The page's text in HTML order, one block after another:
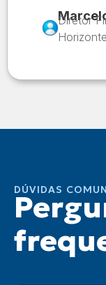
Diretor
DÚVIDAS